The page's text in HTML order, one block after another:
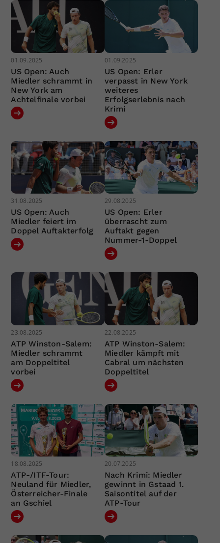
01.09.2025
US Open: Auch
Miedler schrammt in
New York am
Achtelfinale vorbei
01.09.2025
US Open: Erler
verpasst in New York
weiteres
Erfolgserlebnis nach
Krimi
31.08.2025
US Open: Auch
Miedler feiert im
Doppel Auftakterfolg
29.08.2025
US Open: Erler
überrascht zum
Auftakt gegen
Nummer-1-Doppel
23.08.2025
ATP Winston-Salem:
Miedler schrammt
am Doppeltitel
vorbei
22.08.2025
ATP Winston-Salem:
Miedler kämpft mit
Cabral um nächsten
Doppeltitel
18.08.2025
ATP-/ITF-Tour:
Neuland für Miedler,
Österreicher-Finale
an Gschiel
20.07.2025
Nach Krimi: Miedler
gewinnt in Gstaad 1.
Saisontitel auf der
ATP-Tour